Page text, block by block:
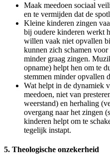
Maak meedoen sociaal
en te vermijden dat de
Kleine kinderen zingen
bij oudere kinderen werkt
willen vaak niet opvallen
kunnen zich schamen
minder graag zingen.
opname) helpt hen om te
stemmen minder opvallen
Wat helpt in de dynamiek
meedoen, niet van
weerstand) en herhaling
overgang naar het zingen
kinderen helpt om te
tegelijk instapt.
5. Theologische onzekerheid